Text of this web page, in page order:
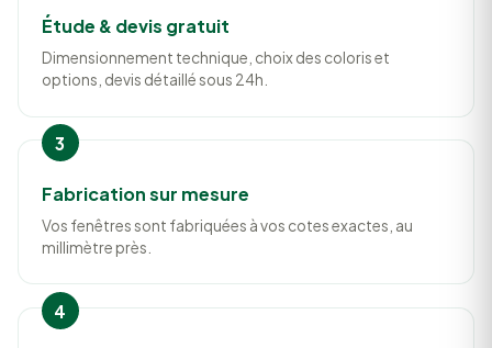
Étude & devis gratuit
Dimensionnement technique, choix des coloris et
options, devis détaillé sous 24h.
Fabrication sur mesure
Vos fenêtres sont fabriquées à vos cotes exactes, au
millimètre près.